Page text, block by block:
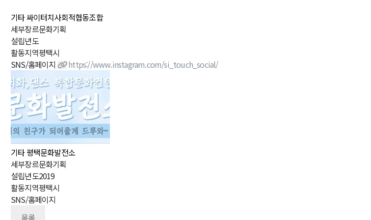
기타싸이터치사회적협동조합
세부장르문화기획
설립년도
활동지역평택시
SNS/홈페이지
https://www.instagram.com/si_touch_social/
기타평택문화발전소
세부장르문화기획
설립년도2019
활동지역평택시
SNS/홈페이지
목록